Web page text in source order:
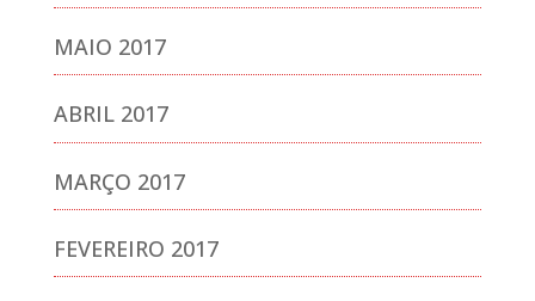
MAIO 2017
ABRIL 2017
MARÇO 2017
FEVEREIRO 2017